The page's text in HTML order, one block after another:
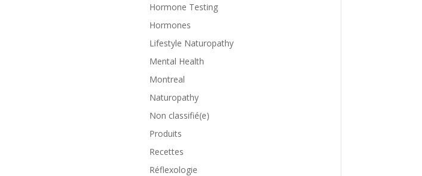
Hormone Testing
Hormones
Lifestyle Naturopathy
Mental Health
Montreal
Naturopathy
Non classifié(e)
Produits
Recettes
Réflexologie